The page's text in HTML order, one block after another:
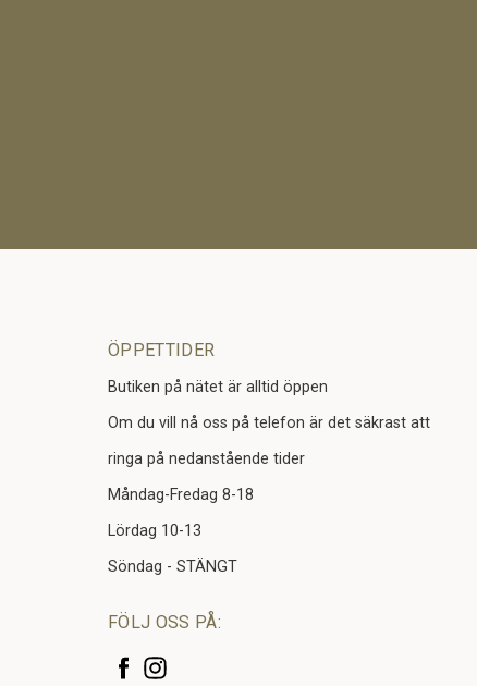
ÖPPETTIDER
Butiken på nätet är alltid öppen
Om du vill nå oss på telefon är det säkrast att
ringa på nedanstående tider
Måndag-Fredag 8-18
Lördag 10-13
Söndag - STÄNGT
FÖLJ OSS PÅ: